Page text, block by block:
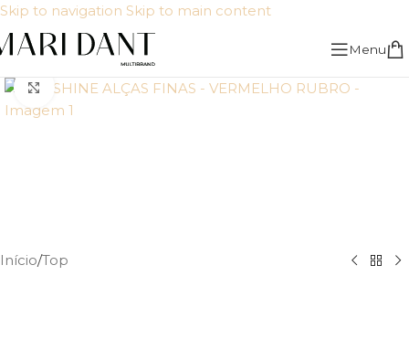
Skip to navigation Skip to main content
Menu
Click to enlarge
Início/Top